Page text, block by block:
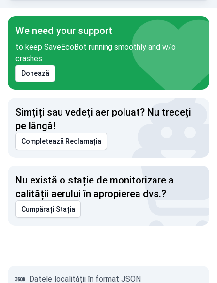
We need your support
to keep SaveEcoBot running smoothly and w/o
crashes
Donează
Simțiți sau vedeți aer poluat? Nu treceți
pe lângă!
Completează Reclamația
Nu există o stație de monitorizare a
calității aerului în apropierea dvs.?
Cumpărați Stația
Datele localității în format JSON